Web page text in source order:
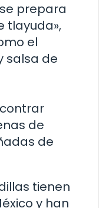
prepara
tlayuda»,
el
salsa de
de
de
tienen
y han